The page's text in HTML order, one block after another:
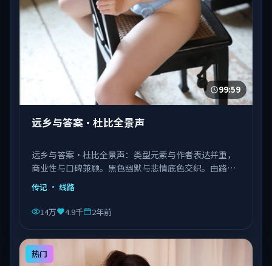
99:59
远乡与答案·杜比全景声
远乡与答案·杜比全景声：类型元素与作者表达并重，
商业性与口碑兼顾。黑色幽默与悲情底色交织。由路阳
执导，张译、肖战、杨紫琼等主演，中国香港出品，类
型为传记。
传记 · 线路
14万 4.9千 2年前
热门